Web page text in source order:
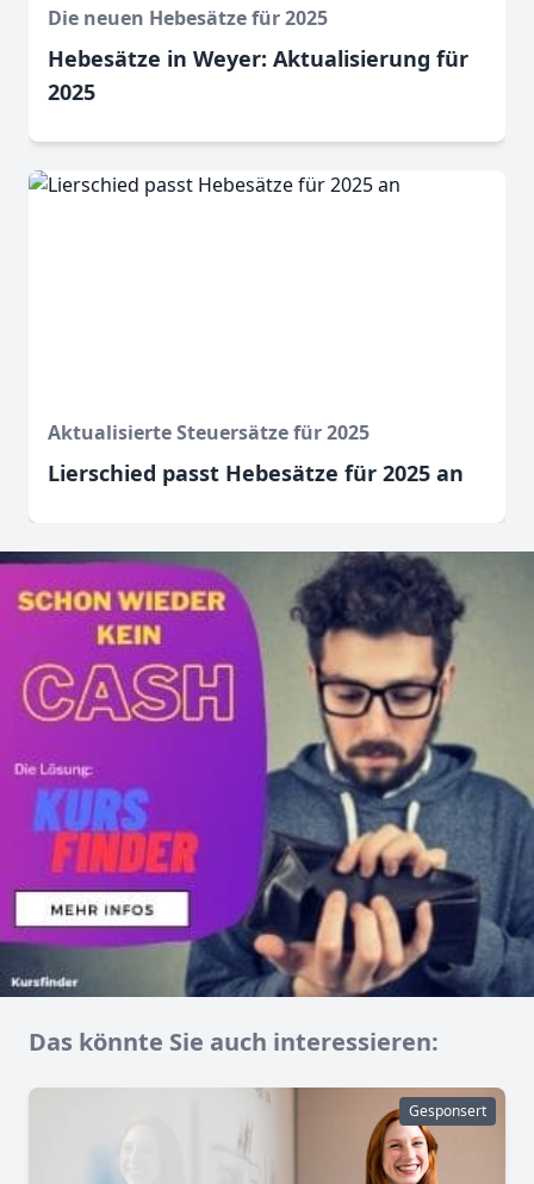
Die neuen Hebesätze für 2025
Hebesätze in Weyer: Aktualisierung für
2025
Aktualisierte Steuersätze für 2025
Lierschied passt Hebesätze für 2025 an
Das könnte Sie auch interessieren:
Gesponsert